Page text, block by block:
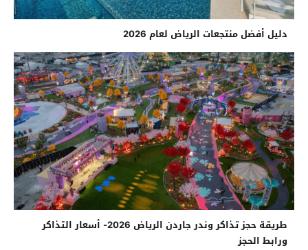
دليل أفضل منتجعات الرياض لعام 2026
طريقة حجز تذاكر وندر جاردن الرياض 2026- أسعار التذاكر
ورابط الحجز